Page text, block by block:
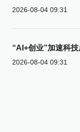
2026-08-04 09:31
“AI+创业”加速科
2026-08-04 09:31